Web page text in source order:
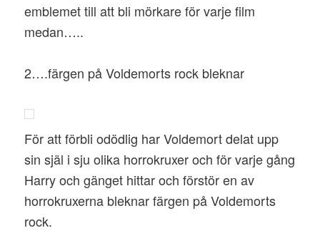
emblemet till att bli mörkare för varje film
medan…..
2….färgen på Voldemorts rock bleknar
För att förbli odödlig har Voldemort delat upp
sin själ i sju olika horrokruxer och för varje gång
Harry och gänget hittar och förstör en av
horrokruxerna bleknar färgen på Voldemorts
rock.